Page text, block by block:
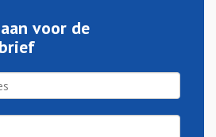
voor de